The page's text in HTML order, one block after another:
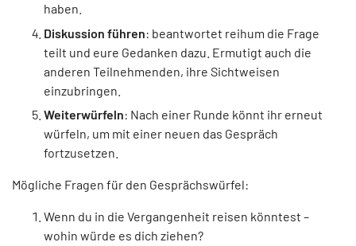
haben.
Diskussion führen: beantwortet reihum die Frage
teilt und eure Gedanken dazu. Ermutigt auch die
anderen Teilnehmenden, ihre Sichtweisen
einzubringen.
Weiterwürfeln: Nach einer Runde könnt ihr erneut
würfeln, um mit einer neuen das Gespräch
fortzusetzen.
Mögliche Fragen für den Gesprächswürfel:
Wenn du in die Vergangenheit reisen könntest –
wohin würde es dich ziehen?